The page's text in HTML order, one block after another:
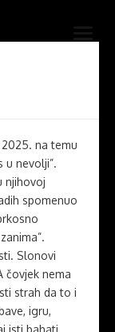
open
2025. na temu
u nevolji”.
njihovoj
spomenuo
Slonovi
čovjek nema
strah da to i
igru,
isti bahati